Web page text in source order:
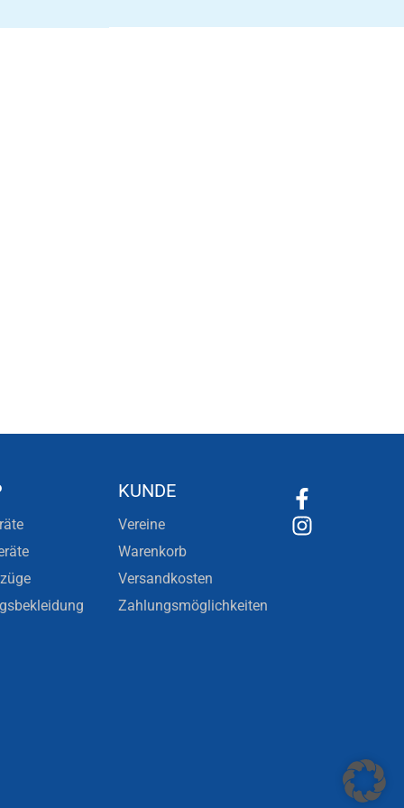
KUNDE
Vereine
Warenkorb
Versandkosten
Zahlungsmöglichkeiten